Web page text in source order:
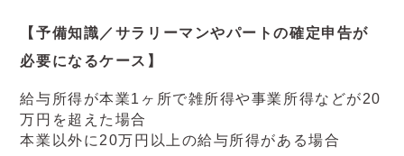
【予備知識／サラリーマンやパートの確定申告が
必要になるケース】
給与所得が本業1ヶ所で雑所得や事業所得などが20
万円を超えた場合
本業以外に20万円以上の給与所得がある場合